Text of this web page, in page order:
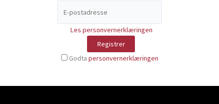
Les personvernerklæringen
Godta personvernerklæringen